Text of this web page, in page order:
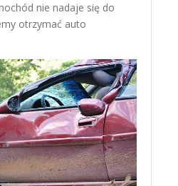
nie nadaje się do
otrzymać auto